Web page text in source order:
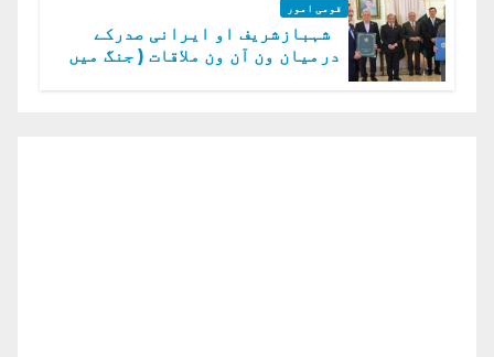
قومی امور
شہبازشریف او ایرانی صدرکے
درمیان ون آن ون ملاقات ( جنگ میں